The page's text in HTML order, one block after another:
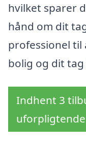
hvilket sparer
hånd om dit
professionel til
bolig og dit
Indhent 3
uforpligtende